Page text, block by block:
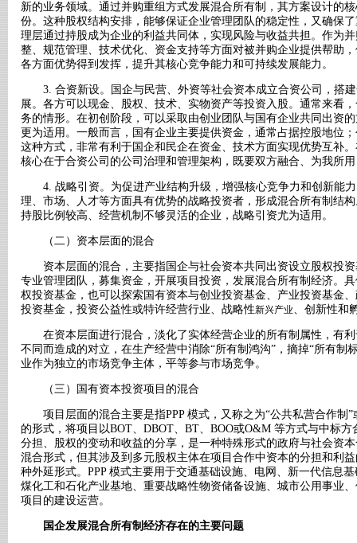
新的业务领域。通过并购重组方式发展混合所有制，其方案设计的
份。这种股权结构安排，能够保证企业管理团队的稳定性，又确保
理层通过持股成为企业的利益共同体，实现风险与收益共担。作为
整、规范管理、技术优化、资金支持等方面对被并购企业提供帮助
各方面优势得到发挥，提升其核心竞争能力和可持续发展能力。
3. 合资新设。国企与民营、外资等社会资本成立合资公司，搭建
展。各方可以现金、股权、技术、实物资产等投资入股。通常来看
务的情形。在初创阶段，可以采取由创业团队与国有企业共同出资
更为适用。一般而言，国有企业主要提供资金，通常占据控股地位
这种方式，非常有利于国企和民企在资金、技术方面实现优势互补
核心在于合资公司的公司治理和管理架构，既要双方融合、为我所
4. 战略引资。为促进产业结构升级，增强核心竞争力和创新能力
理、市场、人才等方面具有优势的战略投资者，形成混合所有制结
持股比例较高、经营机制不够灵活的企业，战略引资尤为适用。
（二）资本层面的混合
资本层面的混合，主要指国企与社会资本共同出资设立股权投资
专业管理团队，募集资金，开展项目投资，发展混合所有制经济。
权投资基金，也可以探索国有资本与创业投资基金、产业投资基金
投资基金，投资公益性或特许经营行业、战略性新兴产业、创新性和
在资本层面进行混合，淡化了实体经营企业的所有制属性，有利
不同而造成的对立，在生产经营中消除“所有制鸿沟”，摘掉“所有制
业作为独立的市场竞争主体，平等参与市场竞争。
（三）国有资本投资项目的混合
项目层面的混合主要是指PPP 模式，又称之为“公共私营合作制”
的形式，将项目以BOT、DBOT、BT、BOO或O&M 等方式与中标
分担、股权的变动和收益的分享，是一种特殊形式的政府与社会资
混合形式，但其涉及到多元股权主体在项目合作中资本的分担和利
种外延形式。PPP 模式主要用于交通基础设施、电网、新一代信息
煤化工和石化产业基地、重要战略性物资储备设施、城市公用事业
项目的建设运营。
国企发展混合所有制经济存在的主要问题